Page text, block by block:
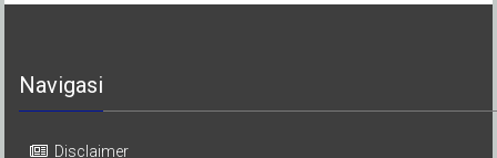
Navigasi
Disclaimer